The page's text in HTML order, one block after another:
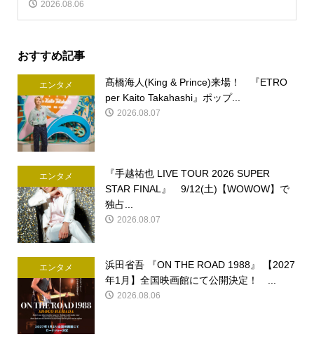
2026.08.06
おすすめ記事
エンタメ
髙橋海人(King & Prince)来場！ 『ETRO
per Kaito Takahashi』ポップ...
2026.08.07
エンタメ
『手越祐也 LIVE TOUR 2026 SUPER
STAR FINAL』 9/12(土)【WOWOW】で
独占...
2026.08.07
エンタメ
浜田省吾 『ON THE ROAD 1988』 【2027
年1月】全国映画館にて公開決定！ ...
2026.08.06